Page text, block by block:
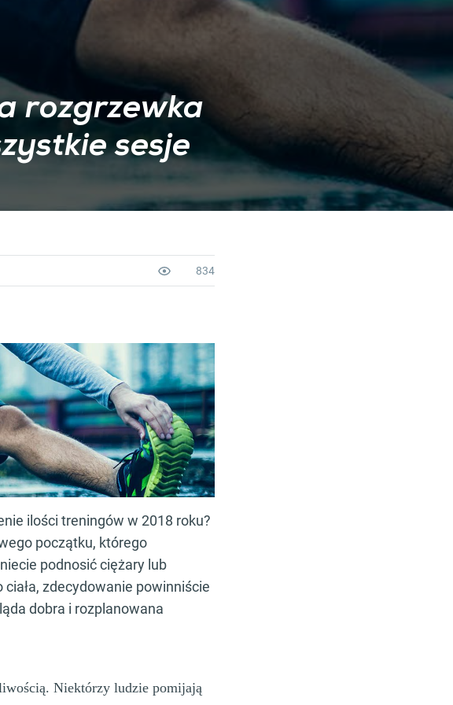
rozgrzewka
sesje
834
ilości treningów w 2018 roku?
początku, którego
podnosić ciężary lub
zdecydowanie powinniście
dobra i rozplanowana
Niektórzy ludzie pomijają